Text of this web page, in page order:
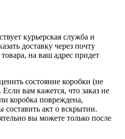
курьерская служба и
доставку через почту
на ваш адрес придет
состояние коробки (не
вам кажется, что заказ не
коробка повреждена,
составить акт о вскрытии.
вы можете только после